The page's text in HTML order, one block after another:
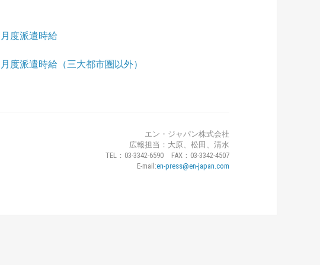
月度派遣時給
度派遣時給（三大都市圏以外）
エン・ジャパン株式会社
広報担当：大原、松田、清水
TEL：03-3342-6590 FAX：03-3342-4507
E-mail:en-press@en-japan.com